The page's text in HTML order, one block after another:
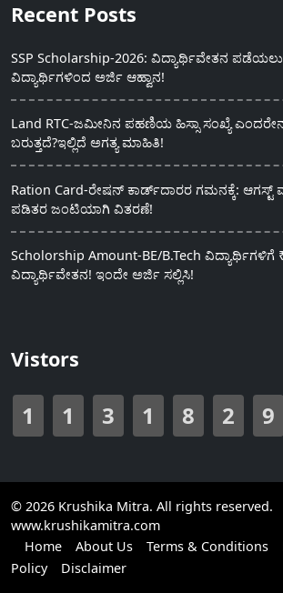
Recent Posts
SSP Scholarship-2026: ವಿದ್ಯಾರ್ಥಿವೇತನ
ವಿದ್ಯಾರ್ಥಿಗಳಿಂದ ಅರ್ಜಿ ಆಹ್ವಾನ!
Land RTC-ಜಮೀನಿನ ಪಹಣಿಯ ಹಿಸ್ಸಾ ಸಂಖ್ಯೆ
ಬರುತ್ತದೆ?ಇಲ್ಲಿದೆ ಅಗತ್ಯ ಮಾಹಿತಿ!
Ration Card-ರೇಷನ್ ಕಾರ್ಡ್‍ದಾರರ ಗಮನಕ್ಕೆ: ಆಗಸ್ಟ್
ಪಡಿತರ ಜಂಟಿಯಾಗಿ ವಿತರಣೆ!
Scholorship Amount-BE/B.Tech ವಿದ್ಯಾರ್ಥಿಗಳಿಗೆ
ವಿದ್ಯಾರ್ಥಿವೇತನ! ಇಂದೇ ಅರ್ಜಿ ಸಲ್ಲಿಸಿ!
Vistors
1 1 3 1 8 2 9
© 2026 Krushika Mitra. All rights reserved.
www.krushikamitra.com
Home
About Us Terms & Conditions
Policy
Disclaimer